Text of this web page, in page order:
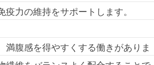
疫力の維持をサポートします。
満腹感を得やすくする働きがありま